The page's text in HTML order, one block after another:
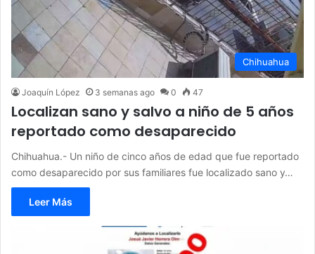
Chihuahua
Joaquín López 3 semanas ago 0 47
Localizan sano y salvo a niño de 5 años
reportado como desaparecido
Chihuahua.- Un niño de cinco años de edad que fue reportado
como desaparecido por sus familiares fue localizado sano y…
Leer Más